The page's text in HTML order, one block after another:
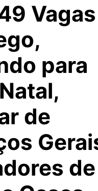
para
de
de